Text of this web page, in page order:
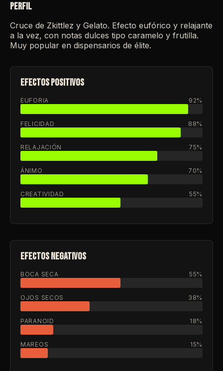
PERFIL
Cruce de Zkittlez y Gelato. Efecto eufórico y relajante
a la vez, con notas dulces tipo caramelo y frutilla.
Muy popular en dispensarios de élite.
EFECTOS POSITIVOS
EUFORIA 92%
FELICIDAD 88%
RELAJACIÓN 75%
ÁNIMO 70%
CREATIVIDAD 55%
EFECTOS NEGATIVOS
BOCA SECA 55%
OJOS SECOS 38%
PARANOID 18%
MAREOS 15%